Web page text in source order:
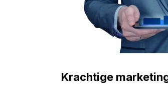
Krachtige